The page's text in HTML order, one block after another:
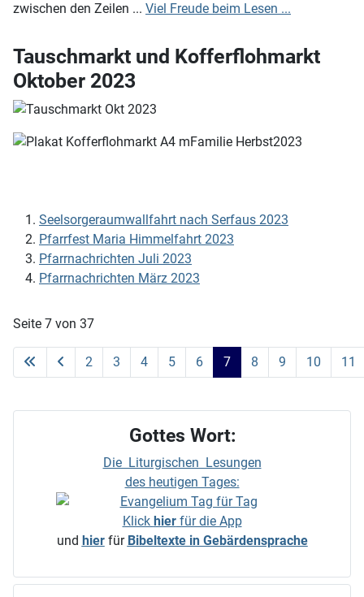
zwischen den Zeilen ... Viel Freude beim Lesen ...
Tauschmarkt und Kofferflohmarkt
Oktober 2023
Seelsorgeraumwallfahrt nach Serfaus 2023
Pfarrfest Maria Himmelfahrt 2023
Pfarrnachrichten Juli 2023
Pfarrnachrichten März 2023
Seite 7 von 37
2 3 4 5 6 7 8 9 10 11
Gottes Wort:
Die Liturgischen Lesungen
des heutigen Tages:
Klick hierfür die App
und hier für Bibeltexte in Gebärdensprache